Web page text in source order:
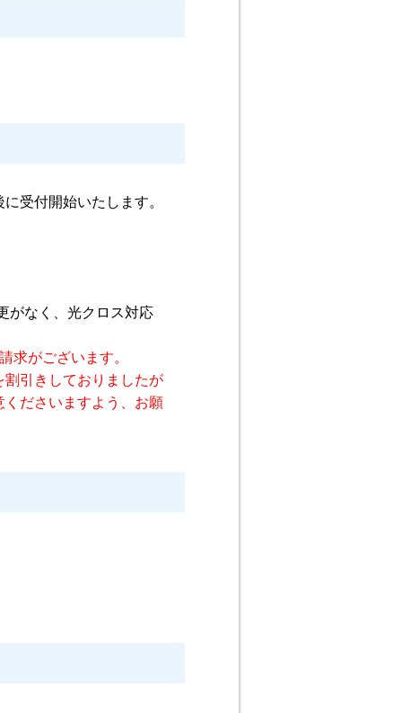
受付開始いたします。
がなく、光クロス対応
求がございます。
引きしておりましたが
ださいますよう、お願